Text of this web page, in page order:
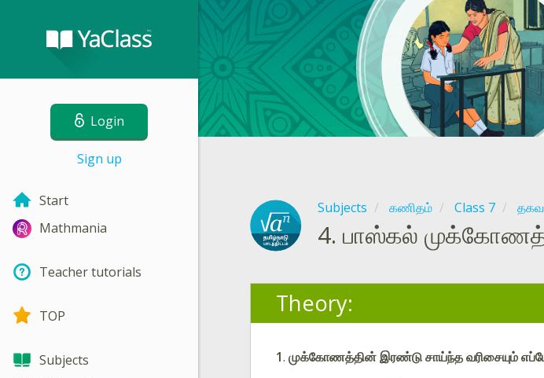
Login
Sign up
Start
Mathmania
Teacher tutorials
TOP
Subjects
Subjects கணிதம் Class 7
4. பாஸ்கல்
Theory:
1. முக்கோணத்தின் இரண்டு சாய்ந்த வரிசையும்